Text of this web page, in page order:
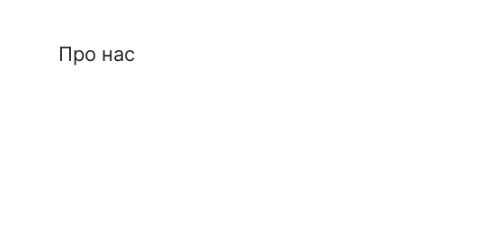
Про нас